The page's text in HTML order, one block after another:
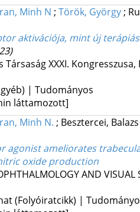
Minh N ; Török, György;
aktivációja, mint új
XXXI. Kongresszusa,
| Tudományos
láttamozott]
Minh N. ; Besztercei,
agonist ameliorates
oxide production
AND VISUAL
(Folyóiratcikk) |